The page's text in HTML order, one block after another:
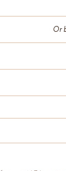
Or